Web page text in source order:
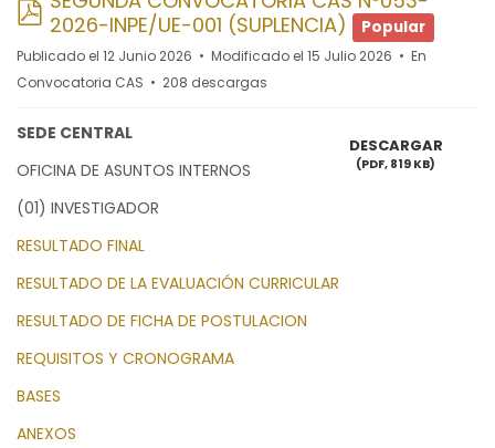
pdf
2026-INPE/UE-001 (SUPLENCIA)
Popular
Publicado el 12 Junio 2026 Modificado el 15 Julio 2026
En
Convocatoria CAS
208 descargas
DESCARGAR
(PDF, 819 KB)
SEDE CENTRAL
OFICINA DE ASUNTOS INTERNOS
(01) INVESTIGADOR
RESULTADO FINAL
RESULTADO DE LA EVALUACIÓN CURRICULAR
RESULTADO DE FICHA DE POSTULACION
REQUISITOS Y CRONOGRAMA
BASES
ANEXOS